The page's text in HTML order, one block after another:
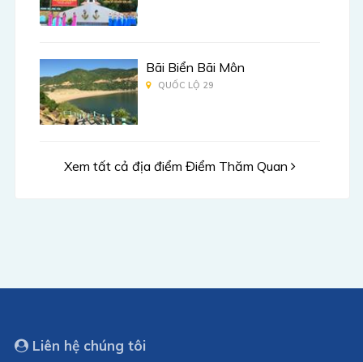
Bãi Biển Bãi Môn
QUỐC LỘ 29
Xem tất cả địa điểm Điểm Thăm Quan
Liên hệ chúng tôi